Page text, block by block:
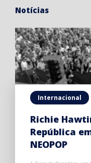
Notícias
Internacional
Richie
República
NEOPOP